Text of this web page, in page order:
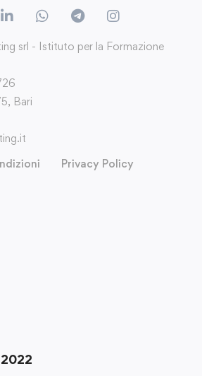
srl - Istituto per la Formazione
Bari
Privacy Policy